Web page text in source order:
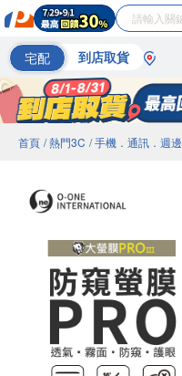
宅配 到店取貨
首頁 / 熱門3C / 手機．通訊．週邊